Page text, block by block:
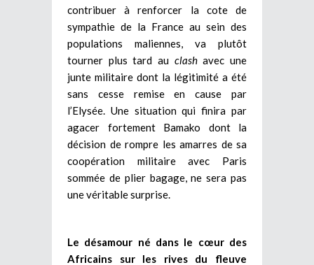
contribuer à renforcer la cote de
sympathie de la France au sein des
populations maliennes, va plutôt
tourner plus tard au clashavec une
junte militaire dont la légitimité a été
sans cesse remise en cause par
l’Elysée. Une situation qui finira par
agacer fortement Bamako dont la
décision de rompre les amarres de sa
coopération militaire avec Paris
sommée de plier bagage, ne sera pas
une véritable surprise.
Le désamour né dans le cœur des
Africains sur les rives du fleuve